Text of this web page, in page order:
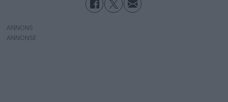
ANNONS